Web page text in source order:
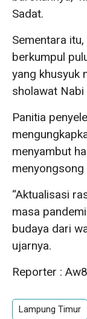
Sadat.
Sementara
berkumpul
yang khusyuk
sholawat Nabi
Panitia
menyambut
menyongsong
“Aktualisasi
masa
budaya dari
ujarnya.
Reporter :
Lampung Timur